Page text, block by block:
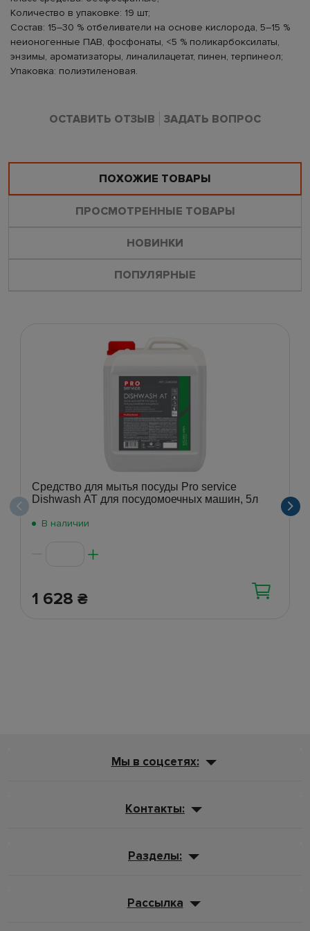
Количество в упаковке: 19 шт;
Состав: 15–30 % отбеливатели на основе кислорода, 5–15 %
неионогенные ПАВ, фосфонаты, <5 % поликарбоксилаты,
энзимы, ароматизаторы, линалилацетат, пинен, терпинеол;
Упаковка: полиэтиленовая.
ОСТАВИТЬ ОТЗЫВ ЗАДАТЬ ВОПРОС
ПОХОЖИЕ ТОВАРЫ
ПРОСМОТРЕННЫЕ ТОВАРЫ
НОВИНКИ
ПОПУЛЯРНЫЕ
Средство для мытья посуды Pro service
Dishwash АТ для посудомоечных машин, 5л
В наличии
1 628 ₴
Мы в соцсетях:
Контакты:
Разделы:
Рассылка